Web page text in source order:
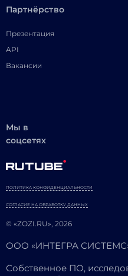
Партнёрство
Презентация
API
Вакансии
Мы в
соцсетях
© «ZOZI.RU», 2026
ПОЛИТИКА КОНФИДЕНЦИАЛЬНОСТИ
СОГЛАСИЕ НА ОБРАБОТКУ ДАННЫХ
ООО «ИНТЕГРА
Собственное ПО,